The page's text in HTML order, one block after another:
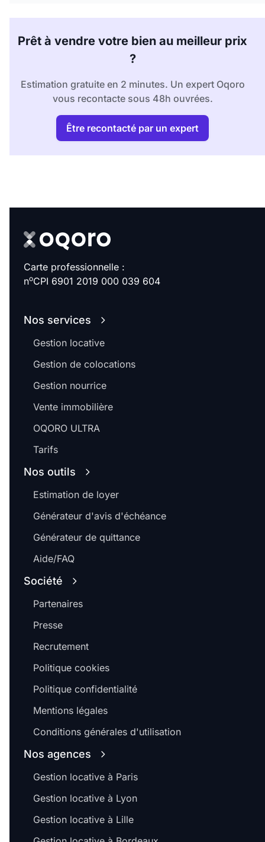
Prêt à vendre votre bien au meilleur prix
?
Estimation gratuite en 2 minutes. Un expert Oqoro
vous recontacte sous 48h ouvrées.
Être recontacté par un expert
Carte professionnelle :
noCPI 6901 2019 000 039 604
Nos services
Gestion locative
Gestion de colocations
Gestion nourrice
Vente immobilière
OQORO ULTRA
Tarifs
Nos outils
Estimation de loyer
Générateur d'avis d'échéance
Générateur de quittance
Aide/FAQ
Société
Partenaires
Presse
Recrutement
Politique cookies
Politique confidentialité
Mentions légales
Conditions générales d'utilisation
Nos agences
Gestion locative à Paris
Gestion locative à Lyon
Gestion locative à Lille